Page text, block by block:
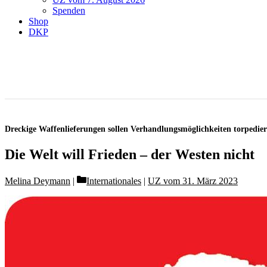
Spenden
Shop
DKP
Dreckige Waffenlieferungen sollen Verhandlungsmöglichkeiten
Die Welt will Frieden – der Westen nicht
Melina Deymann Categories
Internationales | UZ vom 31. März 2023